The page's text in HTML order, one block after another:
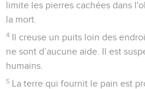
limite les pierres cachées dans
la mort.
4 Il creuse un puits loin des
ne sont d’aucune aide. Il est
humains.
5 La terre qui fournit le pain est